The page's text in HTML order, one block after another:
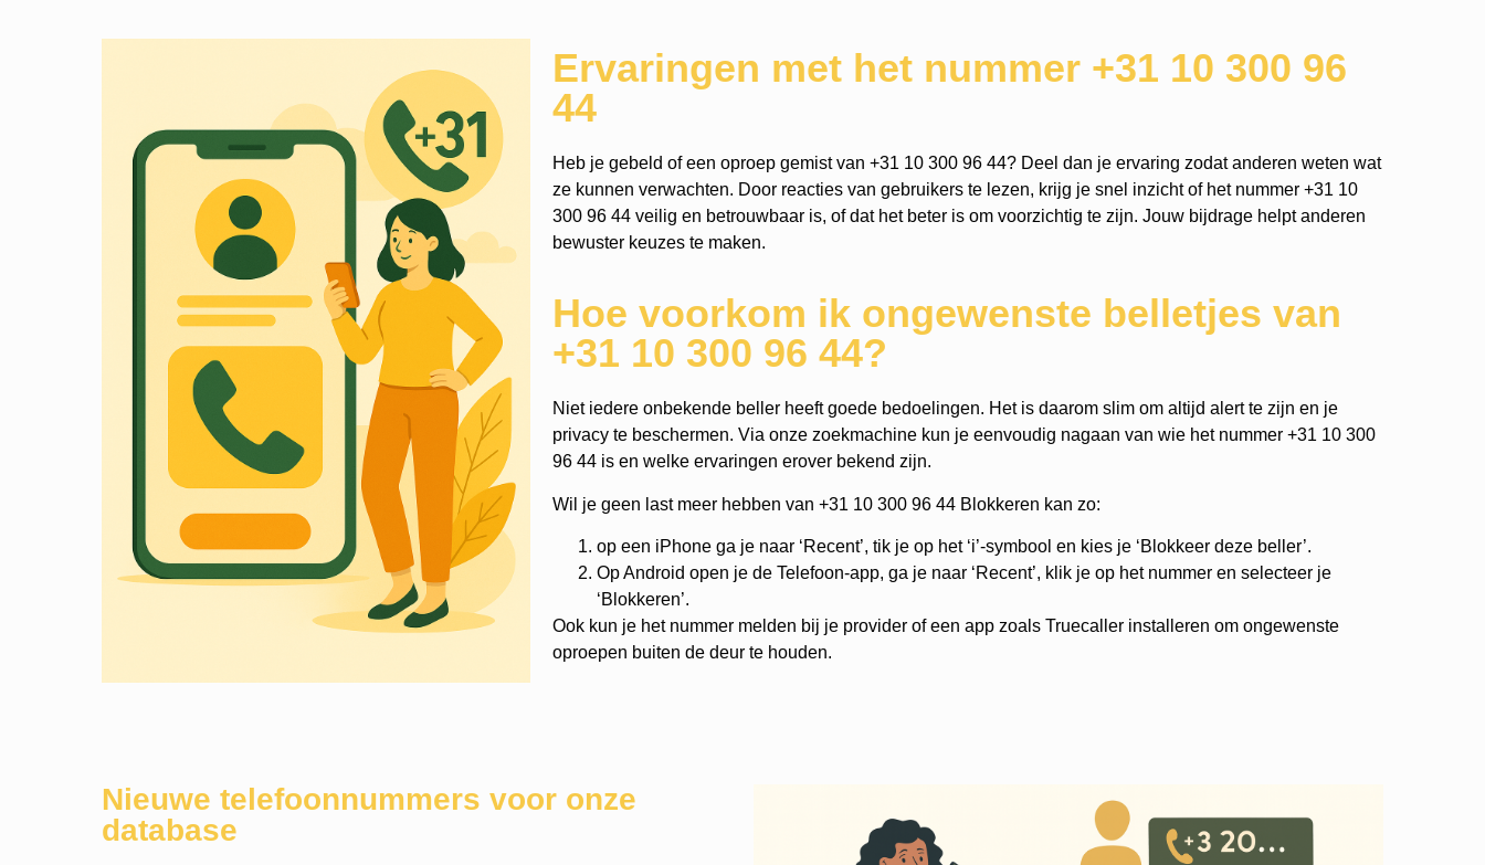
Ervaringen met het nummer +31 10 300 96
44
Heb je gebeld of een oproep gemist van +31 10 300 96 44? Deel dan je ervaring zodat anderen weten wat
ze kunnen verwachten. Door reacties van gebruikers te lezen, krijg je snel inzicht of het nummer +31 10
300 96 44 veilig en betrouwbaar is, of dat het beter is om voorzichtig te zijn. Jouw bijdrage helpt anderen
bewuster keuzes te maken.
Hoe voorkom ik ongewenste belletjes van
+31 10 300 96 44?
Niet iedere onbekende beller heeft goede bedoelingen. Het is daarom slim om altijd alert te zijn en je
privacy te beschermen. Via onze zoekmachine kun je eenvoudig nagaan van wie het nummer +31 10 300
96 44 is en welke ervaringen erover bekend zijn.
Wil je geen last meer hebben van +31 10 300 96 44 Blokkeren kan zo:
op een iPhone ga je naar ‘Recent’, tik je op het ‘i’-symbool en kies je ‘Blokkeer deze beller’.
Op Android open je de Telefoon-app, ga je naar ‘Recent’, klik je op het nummer en selecteer je
‘Blokkeren’.
Ook kun je het nummer melden bij je provider of een app zoals Truecaller installeren om ongewenste
oproepen buiten de deur te houden.
Nieuwe telefoonnummers voor onze
database